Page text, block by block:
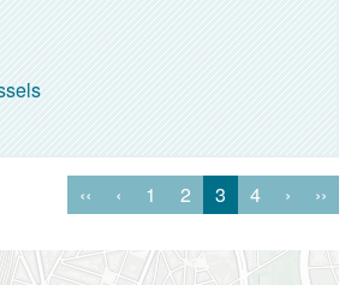
‹‹ ‹ 1 2 3 4 › ››